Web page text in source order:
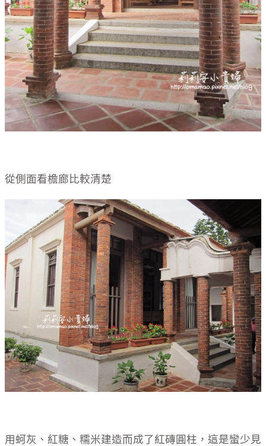
從側面看檐廊比較清楚
用蚵灰、紅糖、糯米建造而成了紅磚圓柱，這是蠻少見